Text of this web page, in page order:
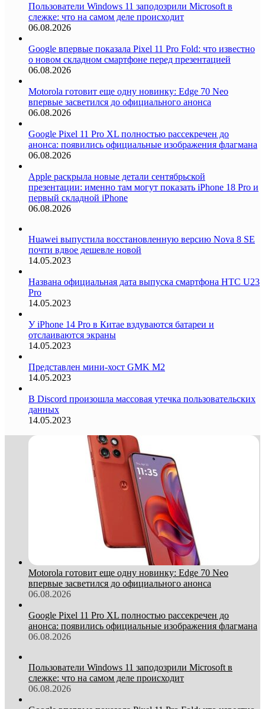
Пользователи Windows 11 заподозрили Microsoft в
слежке: что на самом деле происходит
06.08.2026
Google впервые показала Pixel 11 Pro Fold: что известно
о новом складном смартфоне перед презентацией
06.08.2026
Motorola готовит еще одну новинку: Edge 70 Neo
впервые засветился до официального анонса
06.08.2026
Google Pixel 11 Pro XL полностью рассекречен до
анонса: появились официальные изображения флагмана
06.08.2026
Apple раскрыла новые детали сентябрьской
презентации: именно там могут показать iPhone 18 Pro и
первый складной iPhone
06.08.2026
Huawei выпустила восстановленную версию Nova 8 SE
почти вдвое дешевле новой
14.05.2023
Названа официальная дата выпуска смартфона HTC U23
Pro
14.05.2023
У iPhone 14 Pro в Китае вздуваются батареи и
отслаиваются экраны
14.05.2023
Представлен мини-хост GMK M2
14.05.2023
В Discord произошла массовая утечка пользовательских
данных
14.05.2023
Motorola готовит еще одну новинку: Edge 70 Neo
впервые засветился до официального анонса
06.08.2026
Google Pixel 11 Pro XL полностью рассекречен до
анонса: появились официальные изображения флагмана
06.08.2026
Пользователи Windows 11 заподозрили Microsoft в
слежке: что на самом деле происходит
06.08.2026